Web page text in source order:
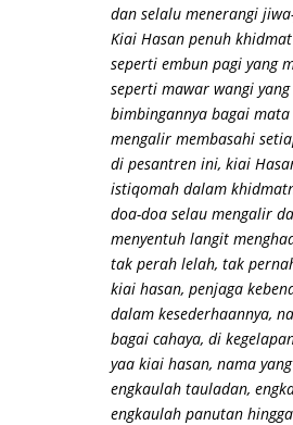
dan selalu menerangi
Kiai Hasan penuh
seperti embun pagi yang
seperti mawar wangi
bimbingannya bagai
mengalir membasahi
di pesantren ini, kiai
istiqomah dalam
doa-doa selau mengalir
menyentuh langit
tak perah lelah, tak
kiai hasan, penjaga
dalam kesederhaannya,
bagai cahaya, di
yaa kiai hasan, nama
engkaulah tauladan,
engkaulah panutan